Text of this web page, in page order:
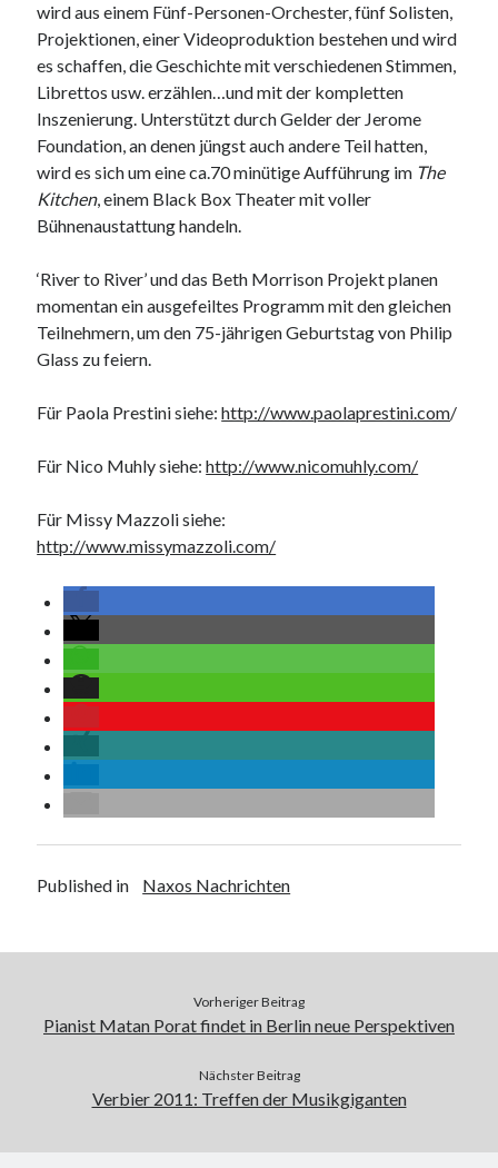
wird aus einem Fünf-Personen-Orchester, fünf Solisten,
Projektionen, einer Videoproduktion bestehen und wird
es schaffen, die Geschichte mit verschiedenen Stimmen,
Librettos usw. erzählen…und mit der kompletten
Inszenierung. Unterstützt durch Gelder der Jerome
Foundation, an denen jüngst auch andere Teil hatten,
wird es sich um eine ca.70 minütige Aufführung im The
Kitchen, einem Black Box Theater mit voller
Bühnenaustattung handeln.
‘River to River’ und das Beth Morrison Projekt planen
momentan ein ausgefeiltes Programm mit den gleichen
Teilnehmern, um den 75-jährigen Geburtstag von Philip
Glass zu feiern.
Für Paola Prestini siehe:http://www.paolaprestini.com/
Für Nico Muhly siehe:http://www.nicomuhly.com/
Für Missy Mazzoli siehe:
http://www.missymazzoli.com/
Published in Naxos Nachrichten
Vorheriger Beitrag
Pianist Matan Porat findet in Berlin neue Perspektiven
Nächster Beitrag
Verbier 2011: Treffen der Musikgiganten